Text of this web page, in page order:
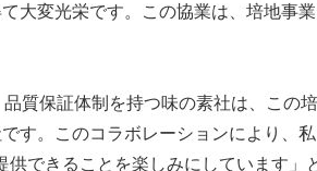
大変光栄です。この協業は、培地事業
質保証体制を持つ味の素社は、この
す。このコラボレーションにより、
できることを楽しみにしています」